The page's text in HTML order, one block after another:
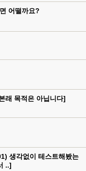
어떨까요?
래 목적은 아닙니다]
생각없이 테스트해봤는
..]